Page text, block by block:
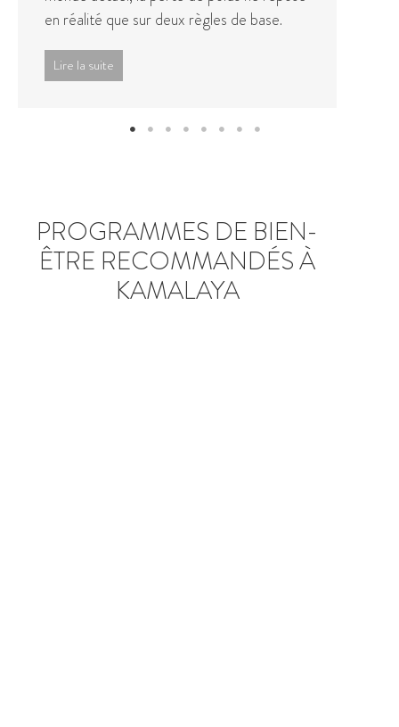
Lire la suite
ÊTRE RECOMMANDÉS À
KAMALAYA